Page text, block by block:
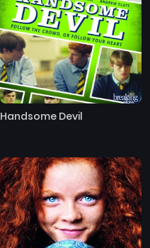
Handsome Devil